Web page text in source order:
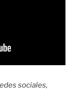
sociales,